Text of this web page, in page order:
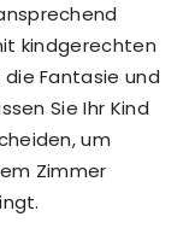
kindgerechten
Fantasie und
Sie Ihr Kind
um
Zimmer